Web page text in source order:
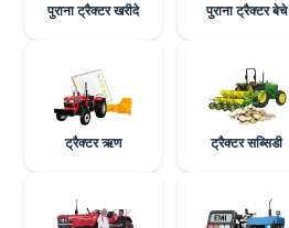
पुराना ट्रैक्टर खरीदे पुराना ट्रैक्टर बेचे
ट्रैक्टर ऋण ट्रैक्टर सब्सिडी